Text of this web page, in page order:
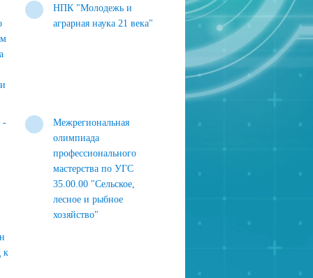
НПК "Молодежь и
аграрная наука 21 века"
-
Межрегиональная
олимпиада
профессионального
мастерства по УГС
35.00.00 "Сельское,
лесное и рыбное
хозяйство"
к